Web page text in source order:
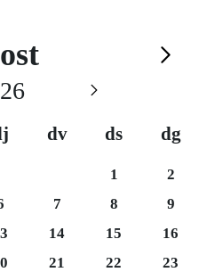
Agost
dv ds dg
Dissabte 1
1
2
6 Divendres 7
7 Dissabte 8
8
9
13Divendres 14
14 Dissabte 15
15
16
20Divendres 21
21 Dissabte 22
22
23